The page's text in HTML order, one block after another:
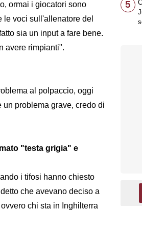
ormai i giocatori sono
le voci sull'allenatore del
sia un input a fare bene.
avere rimpianti".
al polpaccio, oggi
problema grave, credo di
"testa grigia" e
i tifosi hanno chiesto
che avevano deciso a
chi sta in Inghilterra
5